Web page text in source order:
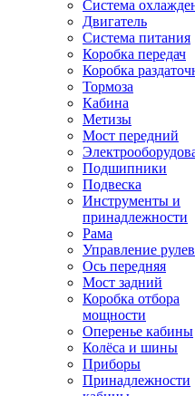
Система
Двигатель
Система питания
Коробка передач
Коробка
Тормоза
Кабина
Метизы
Мост передний
Подшипники
Подвеска
Инструменты и
принадлежности
Рама
Управление
Ось передняя
Мост задний
Коробка отбора
мощности
Оперенье кабины
Колёса и шины
Приборы
Принадлежности